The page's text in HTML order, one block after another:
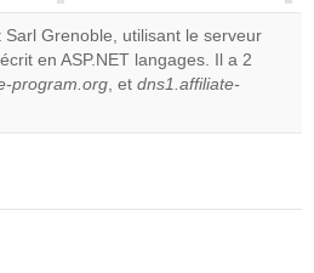
correctly.
Do you
own this
OK
Sarl Grenoble, utilisant le serveur
en ASP.NET langages. Il a 2
program.org, et dns1.affiliate-